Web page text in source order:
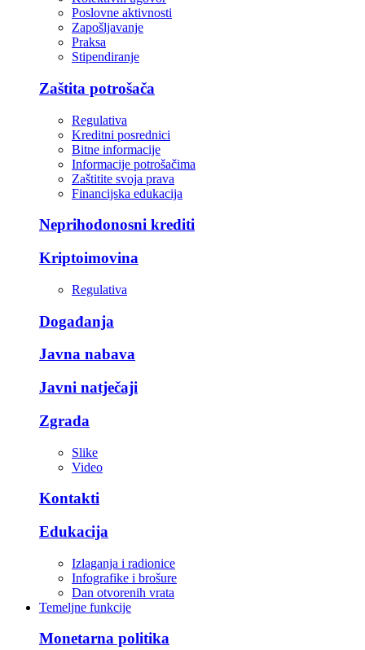
Poslovne aktivnosti
Zapošljavanje
Praksa
Stipendiranje
Zaštita potrošača
Regulativa
Kreditni posrednici
Bitne informacije
Informacije potrošačima
Zaštitite svoja prava
Financijska edukacija
Neprihodonosni krediti
Kriptoimovina
Regulativa
Događanja
Javna nabava
Javni natječaji
Zgrada
Slike
Video
Kontakti
Edukacija
Izlaganja i radionice
Infografike i brošure
Dan otvorenih vrata
Temeljne funkcije
Monetarna politika